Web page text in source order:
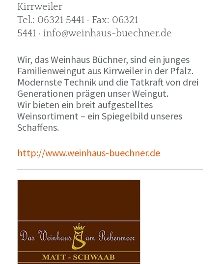
Kirrweiler
Tel.: 06321 5441 · Fax: 06321
5441 · info@weinhaus-buechner.de
Wir, das Weinhaus Büchner, sind ein junges
Familienweingut aus Kirrweiler in der Pfalz.
Modernste Technik und die Tatkraft von drei
Generationen prägen unser Weingut.
Wir bieten ein breit aufgestelltes
Weinsortiment – ein Spiegelbild unseres
Schaffens.
http://www.weinhaus-buechner.de